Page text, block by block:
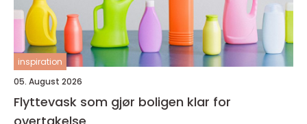
inspiration
05. August 2026
Flyttevask som gjør boligen klar for